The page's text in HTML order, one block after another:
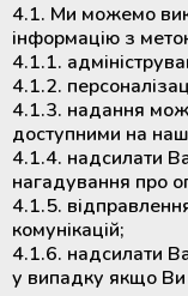
4.1. Ми можемо
інформацію з
4.1.1.
4.1.2.
4.1.3. надання
доступними на
4.1.4. надсилати
нагадування про
4.1.5.
комунікацій;
4.1.6. надсилати
у випадку якщо Ви